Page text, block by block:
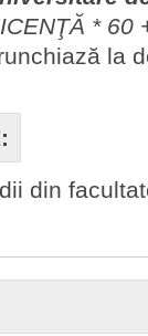
* 60
la
din